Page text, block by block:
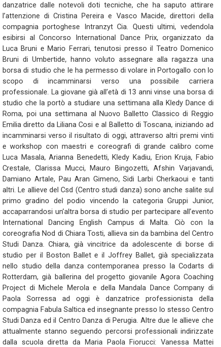
danzatrice dalle notevoli doti tecniche, che ha saputo attirare
l’attenzione di Cristina Pereira e Vasco Macide, direttori della
compagnia portoghese Intranzyt Cia. Questi ultimi, vedendola
esibirsi al Concorso International Dance Prix, organizzato da
Luca Bruni e Mario Ferrari, tenutosi presso il Teatro Domenico
Bruni di Umbertide, hanno voluto assegnare alla ragazza una
borsa di studio che le ha permesso di volare in Portogallo con lo
scopo di incamminarsi verso una possibile carriera
professionale. La giovane già all’età di 13 anni vinse una borsa di
studio che la portò a studiare una settimana alla Kledy Dance di
Roma, poi una settimana al Nuovo Balletto Classico di Reggio
Emilia diretto da Liliana Cosi e al Balletto di Toscana, iniziando ad
incamminarsi verso il risultato di oggi, attraverso altri premi vinti
e workshop con maestri e coreografi di grande calibro come
Luca Masala, Arianna Benedetti, Kledy Kadiu, Erion Kruja, Fabio
Crestale, Clarissa Mucci, Mauro Bingozetti, Afshin Varjavandi,
Damiano Artale, Pau Aran Gimeno, Sidi Larbi Cherkaoui e tanti
altri. Le allieve del Csd (Centro studi danza) sono anche salite sul
primo gradino del podio vincendo la categoria Gruppi Junior,
accaparrandosi un’altra borsa di studio per partecipare all’evento
International Dancing English Campus di Malta. Ciò con la
coreografia Nod di Chiara Tosti, allieva sin da bambina del Centro
Studi Danza. Chiara, già vincitrice da adolescente di borse di
studio per il Boston Ballet e il Joffrey Ballet, già specializzata
nello studio della danza contemporanea presso la Codarts di
Rotterdam, già ballerina del progetto giovanile Agora Coaching
Project di Michele Merola e della Mandala Dance Company di
Paola Sorressa ad oggi è danzatrice professionista della
compagnia Fabula Saltica ed insegnante presso lo stesso Centro
Studi Danza ed il Centro Danza di Perugia. Altre due le allieve che
attualmente stanno seguendo percorsi professionali indirizzate
dalla scuola diretta da Maria Paola Fiorucci: Vanessa Mattei